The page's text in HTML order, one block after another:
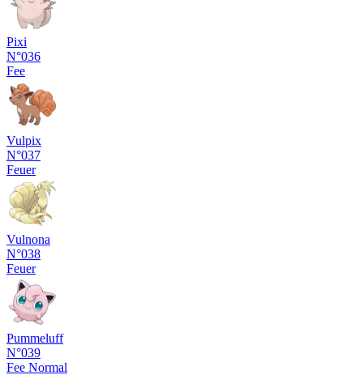
Pixi
N°036
Fee
Vulpix
N°037
Feuer
Vulnona
N°038
Feuer
Pummeluff
N°039
Fee Normal